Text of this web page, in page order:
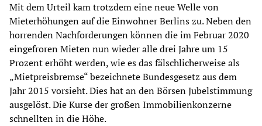
Mit dem Urteil kam trotzdem eine neue Welle von
Mieterhöhungen auf die Einwohner Berlins zu. Neben den
horrenden Nachforderungen können die im Februar 2020
eingefroren Mieten nun wieder alle drei Jahre um 15
Prozent erhöht werden, wie es das fälschlicherweise als
„Mietpreisbremse“ bezeichnete Bundesgesetz aus dem
Jahr 2015 vorsieht. Dies hat an den Börsen Jubelstimmung
ausgelöst. Die Kurse der großen Immobilienkonzerne
schnellten in die Höhe.